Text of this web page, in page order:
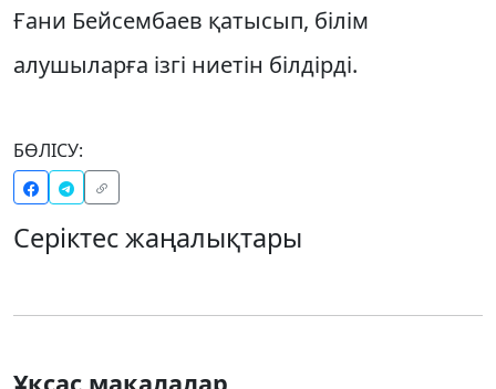
Ғани Бейсембаев қатысып, білім
алушыларға ізгі ниетін білдірді.
БӨЛІСУ:
Серіктес жаңалықтары